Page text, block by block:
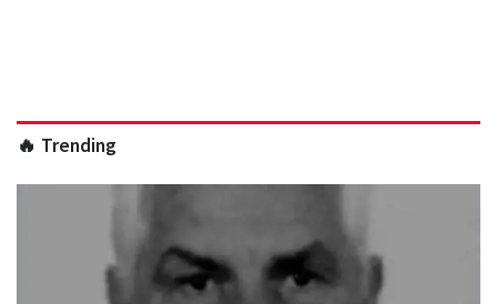
🔥 Trending